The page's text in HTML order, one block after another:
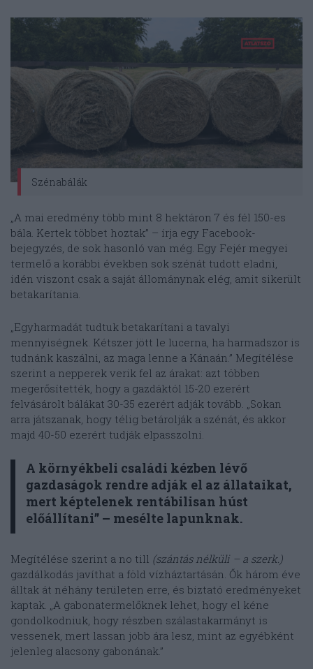
Szénabálák
„A mai eredmény több mint 8 hektáron 7 és fél 150-es
bála. Kertek többet hoztak” – írja egy Facebook-
bejegyzés, de sok hasonló van még. Egy Fejér megyei
termelő a korábbi években sok szénát tudott eladni,
idén viszont csak a saját állománynak elég, amit sikerült
betakarítania.
„Egyharmadát tudtuk betakarítani a tavalyi
mennyiségnek. Kétszer jött le lucerna, ha harmadszor is
tudnánk kaszálni, az maga lenne a Kánaán.” Megítélése
szerint a nepperek verik fel az árakat: azt többen
megerősítették, hogy a gazdáktól 15-20 ezerért
felvásárolt bálákat 30-35 ezerért adják tovább. „Sokan
arra játszanak, hogy télig betárolják a szénát, és akkor
majd 40-50 ezerért tudják elpasszolni.
A környékbeli családi kézben lévő
gazdaságok rendre adják el az állataikat,
mert képtelenek rentábilisan húst
előállítani” – mesélte lapunknak.
Megítélése szerint a no till (szántás nélküli – a szerk.)
gazdálkodás javíthat a föld vízháztartásán. Ők három éve
álltak át néhány területen erre, és biztató eredményeket
kaptak. „A gabonatermelőknek lehet, hogy el kéne
gondolkodniuk, hogy részben szálastakarmányt is
vessenek, mert lassan jobb ára lesz, mint az egyébként
jelenleg alacsony gabonának.”